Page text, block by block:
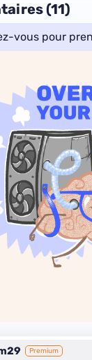
(11)
vous pour
Premium